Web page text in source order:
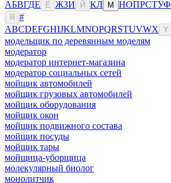
АБВГДЕ Ё ЖЗИ Й КЛ М НОПРСТУФ
Я
#
ABCDEFGHIJKLMNOPQRSTUVWX Y
модельщик по деревянным моделям
модератор
модератор интернет-магазина
модератор социальных сетей
мойщик автомобилей
мойщик грузовых автомобилей
мойщик оборудования
мойщик окон
мойщик подвижного состава
мойщик посуды
мойщик тары
мойщица-уборщица
молекулярный биолог
монолитчик